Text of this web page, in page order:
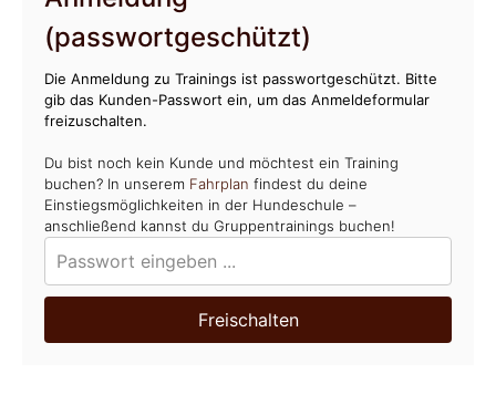
(passwortgeschützt)
Die Anmeldung zu Trainings ist passwortgeschützt. Bitte
gib das Kunden-Passwort ein, um das Anmeldeformular
freizuschalten.
Du bist noch kein Kunde und möchtest ein Training
buchen? In unserem Fahrplan findest du deine
Einstiegsmöglichkeiten in der Hundeschule –
anschließend kannst du Gruppentrainings buchen!
Freischalten